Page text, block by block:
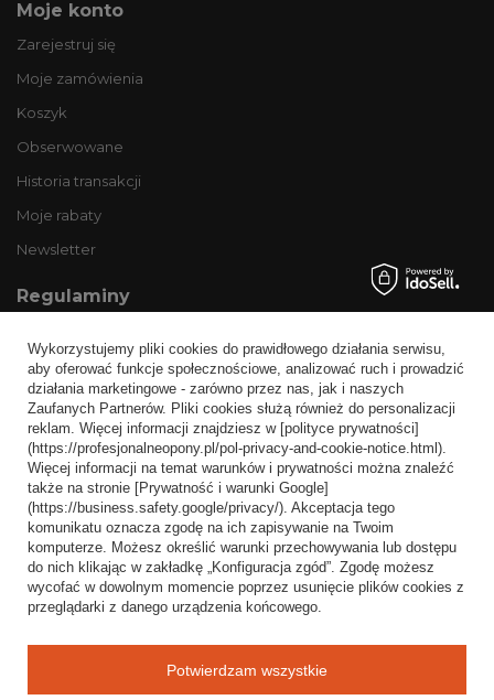
Moje konto
Zarejestruj się
Moje zamówienia
Koszyk
Obserwowane
Historia transakcji
Moje rabaty
Newsletter
Regulaminy
Wysyłka
Sposoby płatności i prowizje
Regulamin
Polityka prywatności
Odstąpienie od umowy
Popularne kategorie
Opony bezdętkowe
Opony dętkowe
Wykorzystujemy pliki cookies do prawidłowego działania serwisu,
aby oferować funkcje społecznościowe, analizować ruch i prowadzić
działania marketingowe - zarówno przez nas, jak i naszych
Zaufanych Partnerów. Pliki cookies służą również do personalizacji
reklam. Więcej informacji znajdziesz w [polityce prywatności]
(https://profesjonalneopony.pl/pol-privacy-and-cookie-notice.html).
Więcej informacji na temat warunków i prywatności można znaleźć
także na stronie [Prywatność i warunki Google]
(https://business.safety.google/privacy/). Akceptacja tego
komunikatu oznacza zgodę na ich zapisywanie na Twoim
komputerze. Możesz określić warunki przechowywania lub dostępu
do nich klikając w zakładkę „Konfiguracja zgód”. Zgodę możesz
wycofać w dowolnym momencie poprzez usunięcie plików cookies z
przeglądarki z danego urządzenia końcowego.
Potwierdzam wszystkie